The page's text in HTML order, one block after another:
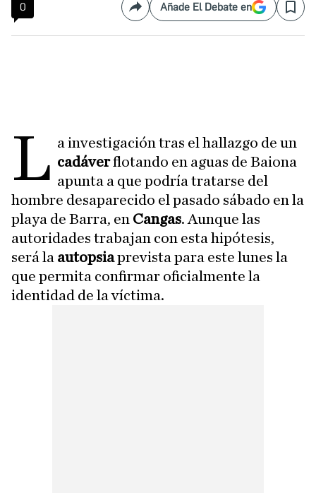
0 CompartirAñade El Debate en Save
L a investigación tras el hallazgo de un
cadáverflotando en aguas de Baiona
apunta a que podría tratarse del
hombre desaparecido el pasado sábado en la
playa de Barra, en Cangas. Aunque las
autoridades trabajan con esta hipótesis,
será la autopsiaprevista para este lunes la
que permita confirmar oficialmente la
identidad de la víctima.